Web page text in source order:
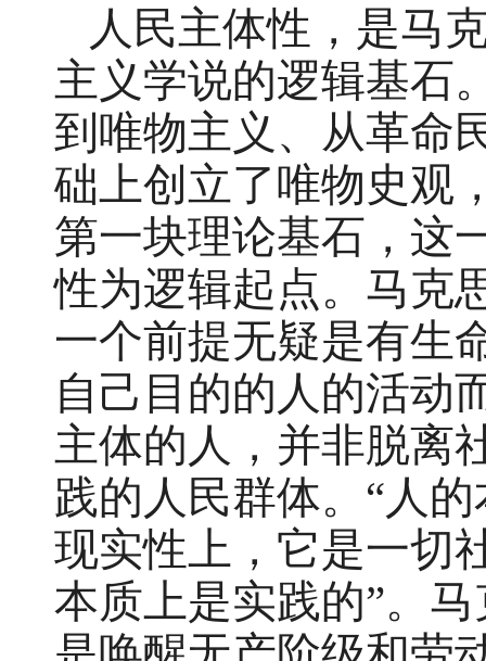
人民主体性，是马
主义学说的逻辑基石
到唯物主义、从革命
础上创立了唯物史观
第一块理论基石，这
性为逻辑起点。马克
一个前提无疑是有生
自己目的的人的活动
主体的人，并非脱离
践的人民群体。“人
现实性上，它是一切
本质上是实践的”。